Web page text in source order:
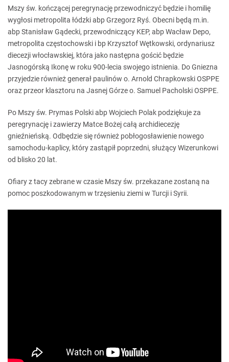
Mszy św. kończącej peregrynację przewodniczyć będzie i homilię
wygłosi metropolita łódzki abp Grzegorz Ryś. Obecni będą m.in.
abp Stanisław Gądecki, przewodniczący KEP, abp Wacław Depo,
metropolita częstochowski i bp Krzysztof Wętkowski, ordynariusz
diecezji włocławskiej, która jako następna gościć będzie
Jasnogórską Ikonę w roku 900-lecia swojego istnienia. Do Gniezna
przyjedzie również generał paulinów o. Arnold Chrapkowski OSPPE
oraz przeor klasztoru na Jasnej Górze o. Samuel Pacholski OSPPE.
Po Mszy św. Prymas Polski abp Wojciech Polak podziękuje za
peregrynację i zawierzy Matce Bożej całą archidiecezję
gnieźnieńską. Odbędzie się również pobłogosławienie nowego
samochodu-kaplicy, który zastąpił poprzedni, służący Wizerunkowi
od blisko 20 lat.
Ofiary z tacy zebrane w czasie Mszy św. przekazane zostaną na
pomoc poszkodowanym w trzęsieniu ziemi w Turcji i Syrii.